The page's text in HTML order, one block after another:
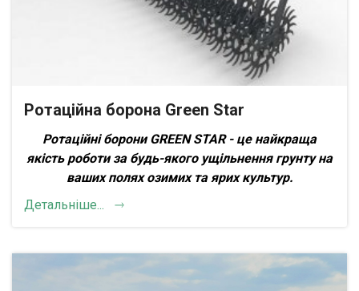
Ротаційна борона Green Star
Ротаційні борони GREEN STAR - це найкраща
якість роботи за будь-якого ущільнення грунту на
ваших полях озимих та ярих культур.
Детальніше...